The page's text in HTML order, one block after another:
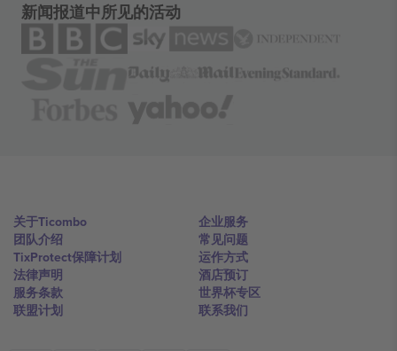
新闻报道中所见的活动
关于Ticombo
团队介绍
TixProtect保障计划
法律声明
服务条款
联盟计划
企业服务
常见问题
运作方式
酒店预订
世界杯专区
联系我们